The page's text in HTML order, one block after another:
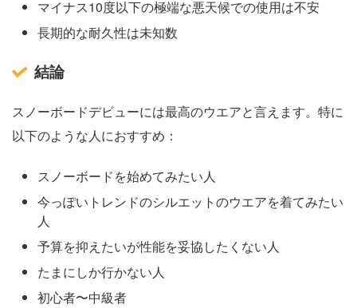
マイナス10度以下の極端な悪天候での使用は不安
長期的な耐久性は未知数
結論
スノーボードデビューには最高のウエアと言えます。特に
以下のような人におすすめ：
スノーボードを始めてみたい人
今っぽいトレンドのシルエットのウエアを着てみたい
人
予算を抑えたいが性能を妥協したくない人
たまにしか行かない人
初心者〜中級者